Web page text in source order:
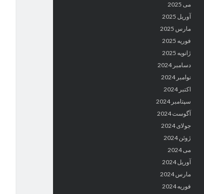
می 2025
آوریل 2025
مارس 2025
فوریه 2025
ژانویه 2025
دسامبر 2024
نوامبر 2024
اکتبر 2024
سپتامبر 2024
آگوست 2024
جولای 2024
ژوئن 2024
می 2024
آوریل 2024
مارس 2024
فوریه 2024